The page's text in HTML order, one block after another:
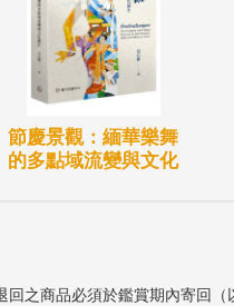
節慶景觀：緬華樂舞
的多點域流變與文化
之商品必須於鑑賞期內寄回